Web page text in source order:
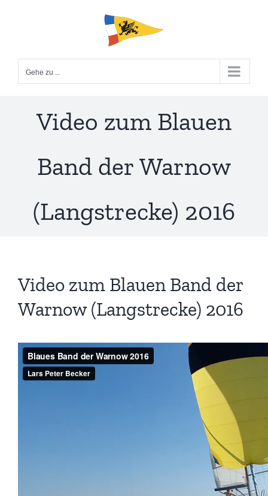
Gehe zu ...
Video zum Blauen
Band der Warnow
(Langstrecke) 2016
Video zum Blauen Band der
Warnow (Langstrecke) 2016